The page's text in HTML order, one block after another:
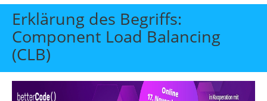
Start
Themen
Offene Seminare
Erklärung des Begriffs:
Component Load Balancing
(CLB)